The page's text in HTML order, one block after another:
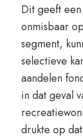
Dit geeft
onmisbaar
segment,
selectieve
aandelen
in dat geval
drukte op